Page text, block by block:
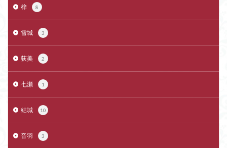
梓 8
雪城 3
荻美 2
七瀬 1
結城 10
音羽 3